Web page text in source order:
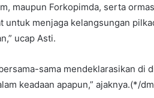
maupun Forkopimda, serta
untuk menjaga kelangsungan
ucap Asti.
sama mendeklarasikan di
keadaan apapun,” ajaknya.(*/